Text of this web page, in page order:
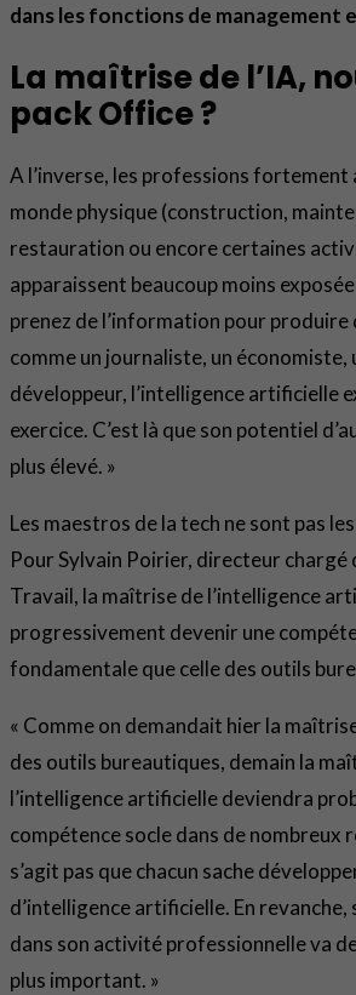
dans les fonctions de management
La maîtrise de l’IA,
pack Office ?
A l’inverse, les professions fortement
monde physique (construction,
restauration ou encore certaines
apparaissent beaucoup moins
prenez de l’information pour produire
comme un journaliste, un économiste,
développeur, l’intelligence artificielle
exercice. C’est là que son potentiel
plus élevé. »
Les maestros de la tech ne sont pas
Pour Sylvain Poirier, directeur chargé
Travail, la maîtrise de l’intelligence
progressivement devenir une
fondamentale que celle des outils
« Comme on demandait hier la
des outils bureautiques, demain la
l’intelligence artificielle deviendra
compétence socle dans de nombreux
s’agit pas que chacun sache
d’intelligence artificielle. En
dans son activité professionnelle va
plus important. »